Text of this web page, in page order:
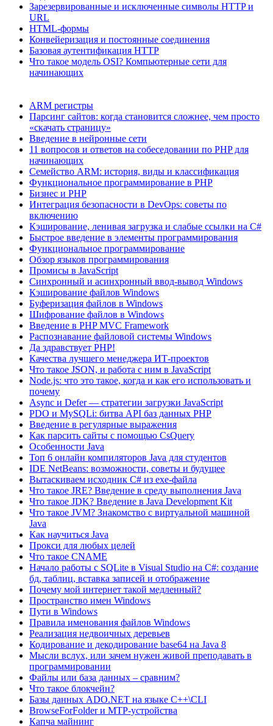
Зарезервированные и исключенные символы HTTP и
URL
HTML-формы
Конвейеризация и постоянные соединения
Базовая аутентификация HTTP
Что такое модель OSI? Компьютерные сети для
начинающих
ARM регистры
Парсинг сайтов: когда становится сложнее, чем просто
«скачать страницу»
Введение в нейронные сети
11 вопросов и ответов на собеседовании по PHP для
начинающих
Семейство ARM: история, виды и классификация
Функциональное программирование в PHP
Бизнес и PHP
Интеграция безопасности в DevOps: советы по
включению
Кэширование, ленивая загрузка и слабые ссылки на C#
Быстрое введение в элементы программирования
Функциональное программирование
Обзор языков программирования
Промисы в JavaScript
Синхронный и асинхронный ввод-вывод Windows
Кэширование файлов Windows
Буферизация файлов в Windows
Шифрование файлов в Windows
Введение в PHP MVC Framework
Распознавание файловой системы Windows
Да здравствует PHP!
Качества лучшего менеджера ИТ-проектов
Что такое JSON, и работа с ним в JavaScript
Node.js: что это такое, когда и как его использовать и
почему
Async и Defer — стратегии загрузки JavaScript
PDO и MySQLi: битва API баз данных PHP
Введение в регулярные выражения
Как парсить сайты с помощью CsQuery
Особенности Java
Топ 6 онлайн компиляторов Java для студентов
IDE NetBeans: возможности, советы и будущее
Вытаскиваем исходник C# из exe-файла
Что такое JRE? Введение в среду выполнения Java
Что такое JDK? Введение в Java Development Kit
Что такое JVM? Знакомство с виртуальной машиной
Java
Как научиться Java
Прокси для любых целей
Что такое CNAME
Начало работы с SQLite в Visual Studio на C#: создание
бд, таблиц, вставка записей и отображение
Почему мой интернет такой медленный?
Пространство имен Windows
Пути в Windows
Правила именования файлов Windows
Реализация недвоичных деревьев
Кодирование и декодирование base64 на Java 8
Мысли вслух, или зачем нужен живой преподавать в
программировании
Файлы или база данных – сравним?
Что такое блокчейн?
Базы данных ADO.NET на языке C++\CLI
BrowseForFolder и MTP-устройства
Капча майнинг